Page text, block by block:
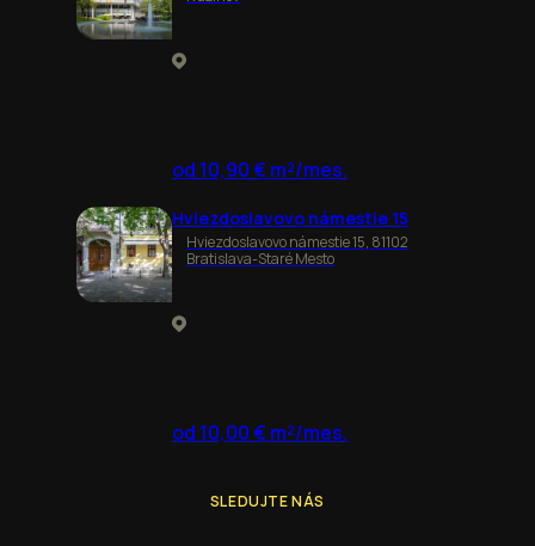
od 10,90 € m²/mes.
Hviezdoslavovo námestie 15
Hviezdoslavovo námestie 15, 81102
Bratislava-Staré Mesto
od 10,00 € m²/mes.
SLEDUJTE NÁS